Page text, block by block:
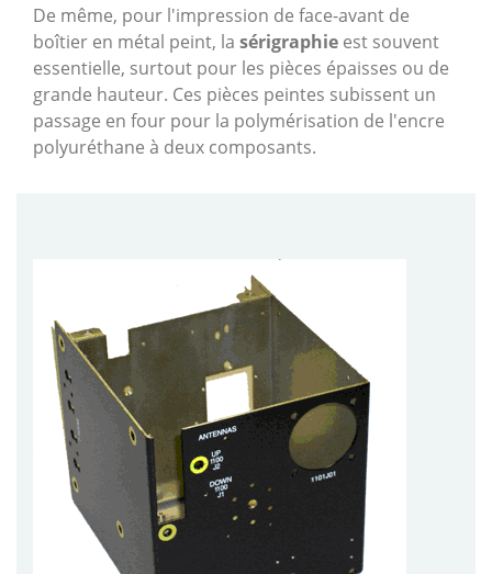
De même, pour l'impression de face-avant de
boîtier en métal peint, la sérigraphie est souvent
essentielle, surtout pour les pièces épaisses ou de
grande hauteur. Ces pièces peintes subissent un
passage en four pour la polymérisation de l'encre
polyuréthane à deux composants.